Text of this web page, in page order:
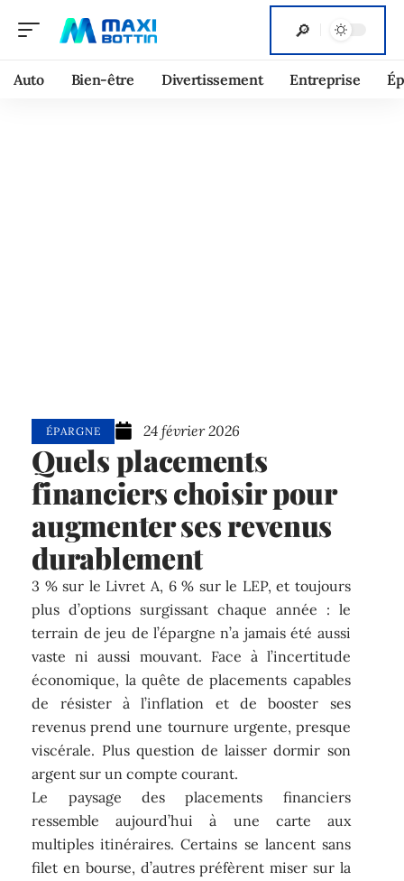
Auto Bien-être Divertissement Entreprise
ÉPARGNE 24 février 2026
Quels placements
financiers choisir pour
augmenter ses revenus
durablement
3 % sur le Livret A, 6 % sur le LEP, et toujours
plus d’options surgissant chaque année : le
terrain de jeu de l’épargne n’a jamais été aussi
vaste ni aussi mouvant. Face à l’incertitude
économique, la quête de placements capables
de résister à l’inflation et de booster ses
revenus prend une tournure urgente, presque
viscérale. Plus question de laisser dormir son
argent sur un compte courant.
Le paysage des placements financiers
ressemble aujourd’hui à une carte aux
multiples itinéraires. Certains se lancent sans
filet en bourse, d’autres préfèrent miser sur la